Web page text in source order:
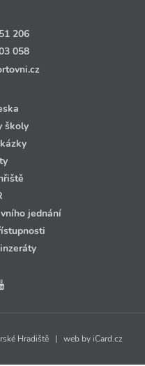
206
058
školy
jednání
Hradiště | web by iCard.cz